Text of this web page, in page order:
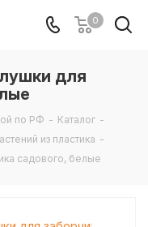
0
для
по РФ - Каталог -
из пластика -
садового, белые